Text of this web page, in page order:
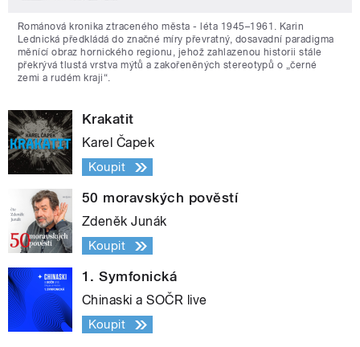
Románová kronika ztraceného města - léta 1945–1961. Karin
Lednická předkládá do značné míry převratný, dosavadní paradigma
měnící obraz hornického regionu, jehož zahlazenou historii stále
překrývá tlustá vrstva mýtů a zakořeněných stereotypů o „černé
zemi a rudém kraji“.
Krakatit
Karel Čapek
Koupit
50 moravských pověstí
Zdeněk Junák
Koupit
1. Symfonická
Chinaski a SOČR live
Koupit